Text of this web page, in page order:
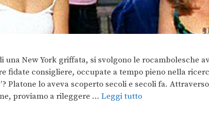
una New York griffata, si svolgono le rocambolesche
fidate consigliere, occupate a tempo pieno nella
Platone lo aveva scoperto secoli e secoli fa.
proviamo a rileggere … Leggi tutto